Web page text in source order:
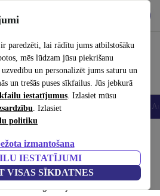
paredzēti, lai rādītu jums atbilstošāku
mēs lūdzam jūsu piekrišanu
un personalizēt jums saturu un
un trešās puses sīkfailus. Jūs jebkurā
iestatījumus. Izlasiet mūsu
. Izlasiet
politiku
izmantošana
IESTATĪJUMI
VISAS SĪKDATNES
viegli
Planšetes Viedpulksteņi
klēpjdatori par lielisku cenu.
12 mēnešu garantiju.